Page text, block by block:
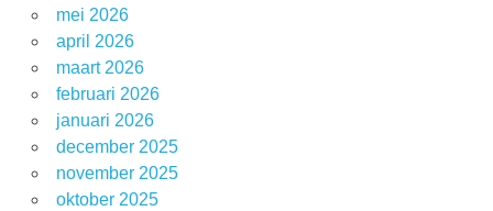
mei 2026
april 2026
maart 2026
februari 2026
januari 2026
december 2025
november 2025
oktober 2025